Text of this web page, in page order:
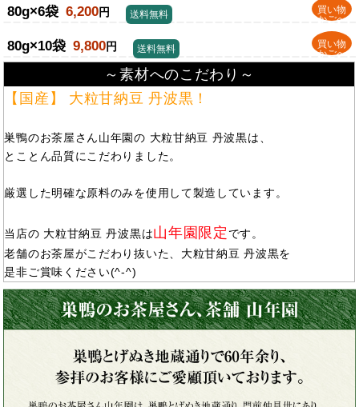
80g×6袋 6,200円
買い物
かごへ
送料無料
80g×10袋 9,800円
買い物
かごへ
送料無料
～素材へのこだわり～
【国産】 大粒甘納豆 丹波黒！
巣鴨のお茶屋さん山年園の 大粒甘納豆 丹波黒は、
とことん品質にこだわりました。
厳選した明確な原料のみを使用して製造しています。
当店の 大粒甘納豆 丹波黒は山年園限定 です。
老舗のお茶屋がこだわり抜いた、大粒甘納豆 丹波黒を
是非ご賞味ください(^-^)